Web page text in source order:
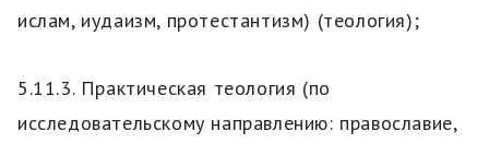
ислам, иудаизм, протестантизм) (теология);
5.11.3. Практическая теология (по
исследовательскому направлению: православие,